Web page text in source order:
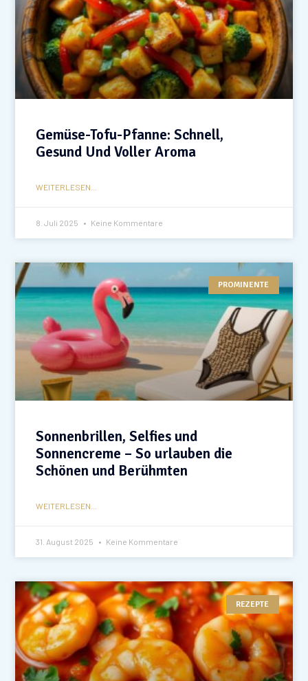
Gemüse-Tofu-Pfanne: Schnell,
Gesund Und Voller Aroma
WEITERLESEN...
8. Juli 2025 Keine Kommentare
PROMINENTE
Sonnenbrillen, Selfies und
Sonnencreme – So urlauben die
Schönen und Berühmten
WEITERLESEN...
31. August 2025 Keine Kommentare
REZEPTE